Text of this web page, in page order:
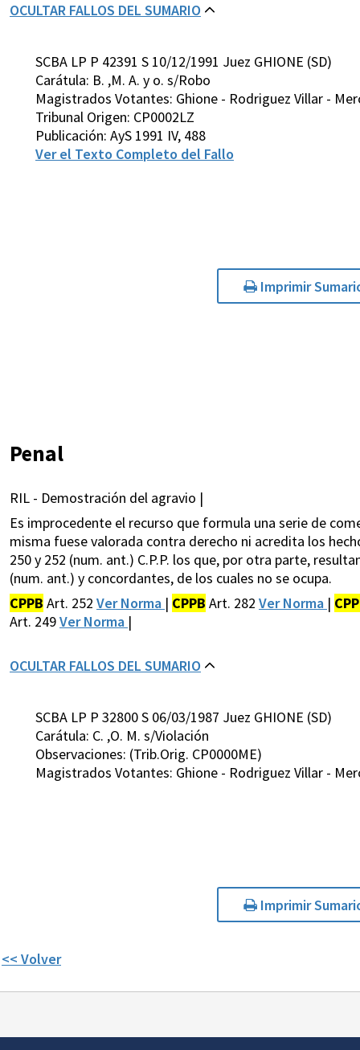
OCULTAR FALLOS DEL SUMARIO
SCBA LP P 42391 S 10/12/1991 Juez GHIONE (SD)
Carátula: B. ,M. A. y o. s/Robo
Magistrados Votantes: Ghione - Rodriguez Villar -
Tribunal Origen: CP0002LZ
Publicación: AyS 1991 IV, 488
Ver el Texto Completo del Fallo
Imprimir
Penal
RIL - Demostración del agravio |
Es improcedente el recurso que formula una serie de
misma fuese valorada contra derecho ni acredita los
250 y 252 (num. ant.) C.P.P. los que, por otra parte,
(num. ant.) y concordantes, de los cuales no se ocupa.
CPPB Art. 252 Ver Norma | CPPB Art. 282 Ver Norma |
Art. 249Ver Norma |
OCULTAR FALLOS DEL SUMARIO
SCBA LP P 32800 S 06/03/1987 Juez GHIONE (SD)
Carátula: C. ,O. M. s/Violación
Observaciones: (Trib.Orig. CP0000ME)
Magistrados Votantes: Ghione - Rodriguez Villar -
Imprimir
<< Volver